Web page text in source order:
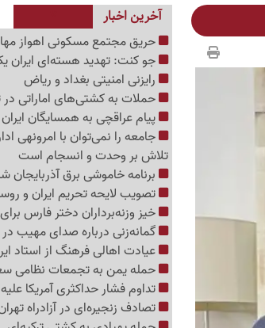
آخرین اخبار
حریق مجتمع مسکونی اهواز
جو کنت: تهدید هسته‌ای ایران
رایزنی امنیتی بغداد و ریاض
حملات به کشتی‌های اماراتی در
پیام عراقچی به همسایگان ایران
جامعه را نمی‌توان با امرونهی
تلاش بر وحدت و انسجام است
برنامه خاموشی برق آذربایجان شرقی
تصویب لایحه تحریم ایران و
خیز وزنه‌برداران دختر فارس
گمانه‌زنی درباره صدای مهیب
عیادت اهالی فرهنگ از استاد
حمله یمن به تجمعات نظامی
تداوم فشار حداکثری آمریکا علیه
تصادف زنجیره‌ای در آزادراه